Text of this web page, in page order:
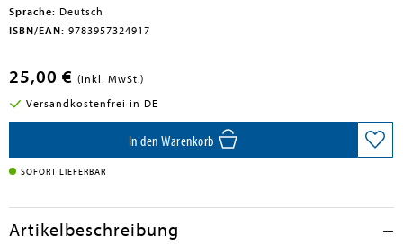
Sprache: Deutsch
ISBN/EAN: 9783957324917
25,00 € (inkl. MwSt.)
Versandkostenfrei in DE
In den Warenkorb
SOFORT LIEFERBAR
Artikelbeschreibung